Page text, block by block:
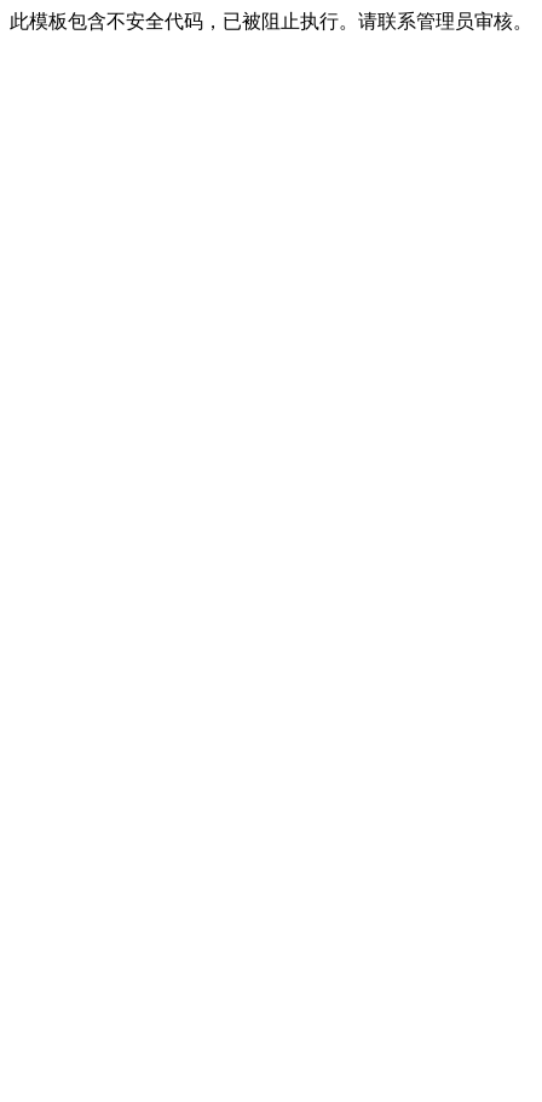
此模板包含不安全代码，已被阻止执行。请联系管理员审核。